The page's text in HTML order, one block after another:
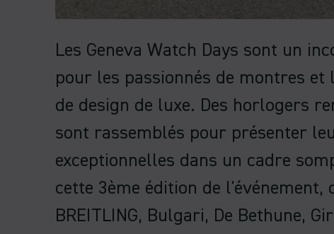
Les Geneva Watch Days sont un
pour les passionnés de montres et
de design de luxe. Des horlogers
sont rassemblés pour présenter
exceptionnelles dans un cadre
cette 3ème édition de l'événement,
BREITLING, Bulgari, De Bethune,